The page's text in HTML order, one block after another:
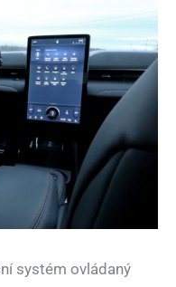
systém ovládaný